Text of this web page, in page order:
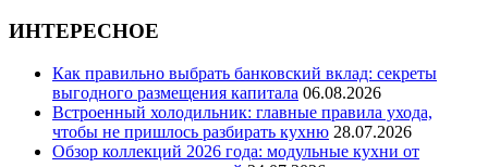
ИНТЕРЕСНОЕ
Как правильно выбрать банковский вклад: секреты
выгодного размещения капитала 06.08.2026
Встроенный холодильник: главные правила ухода,
чтобы не пришлось разбирать кухню 28.07.2026
Обзор коллекций 2026 года: модульные кухни от